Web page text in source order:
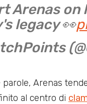
Arenas on
legacy 👀
parole, Arenas
al centro di